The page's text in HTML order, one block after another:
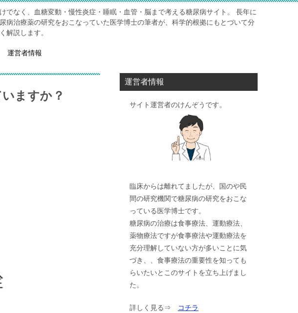
でなく、血糖変動・慢性炎症・睡眠・血管・脳まで考える糖尿病サイト。 長年に
病治療薬の研究をおこなっていた医学博士の筆者が、科学的根拠にもとづいて分
解説します。
運営者情報
ますか？
運営者情報
サイト運営者のけんぞうです。
臨床からは離れてましたが、国のや民
間の研究機関で糖尿病の研究をおこな
っている医学博士です。
糖尿病の治療は食事療法、運動療法、
薬物療法ですが食事療法や運動療法を
充分理解していない方が多いことに気
づき、、食事療法の重要性を知っても
らいたいとこのサイトを立ち上げまし
た。
詳しく見る⇒ コチラ